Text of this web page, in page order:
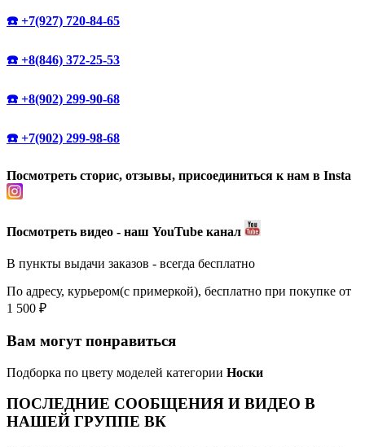
☎️ +7(927) 720-84-65
☎️ +8(846) 372-25-53
☎️ +8(902) 299-90-68
☎️ +7(902) 299-98-68
Посмотреть сторис, отзывы, присоединиться к нам в Insta
Посмотреть видео - наш YouTube канал
В пункты выдачи заказов - всегда бесплатно
По адресу, курьером(с примеркой), бесплатно при покупке от
1 500 ₽
Вам могут понравиться
Подборка по цвету моделей категории Носки
ПОСЛЕДНИЕ СООБЩЕНИЯ И ВИДЕО В
НАШЕЙ ГРУППЕ ВК